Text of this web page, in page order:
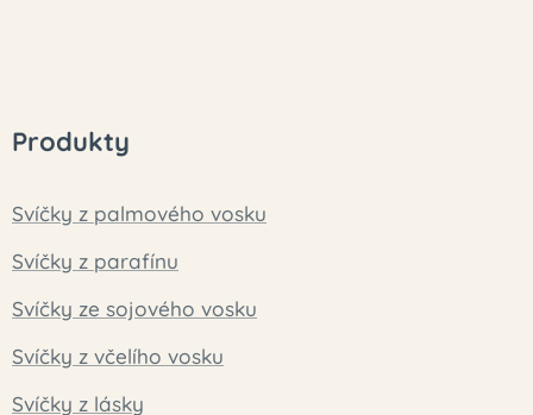
Produkty
Svíčky z palmového vosku
Svíčky z parafínu
Svíčky ze sojového vosku
Svíčky z včelího vosku
Svíčky z lásky